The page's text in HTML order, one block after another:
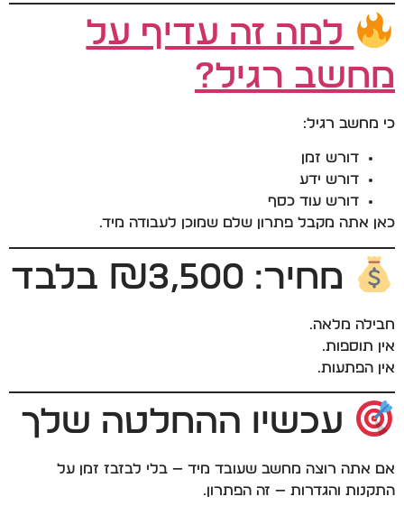
למה זה עדיף על
מחשב רגיל?
כי מחשב רגיל:
דורש זמן
דורש ידע
דורש עוד כסף
כאן אתה מקבל פתרון שלם שמוכן לעבודה מיד.
מחיר: ₪3,500 בלבד
חבילה מלאה.
אין תוספות.
אין הפתעות.
עכשיו ההחלטה שלך
אם אתה רוצה מחשב שעובד מיד — בלי לבזבז זמן על
התקנות והגדרות — זה הפתרון.